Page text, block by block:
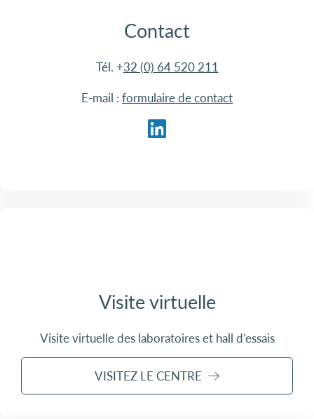
Contact
Tél. +32 (0) 64 520 211
E-mail : formulaire de contact
Visite virtuelle
Visite virtuelle des laboratoires et hall d’essais
VISITEZ LE CENTRE